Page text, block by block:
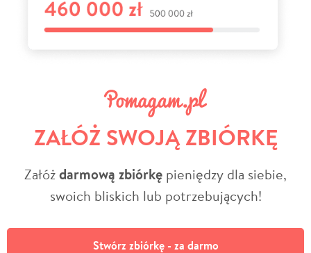
ZAŁÓŻ SWOJĄ ZBIÓRKĘ
Załóżdarmową zbiórkę pieniędzy dla siebie,
swoich bliskich lub potrzebujących!
Stwórz zbiórkę - za darmo